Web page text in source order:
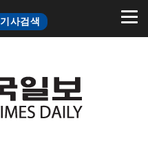
기사검색